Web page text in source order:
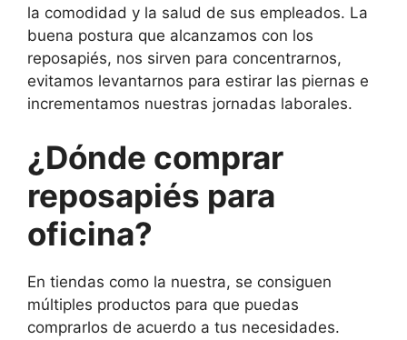
la comodidad y la salud de sus empleados. La
buena postura que alcanzamos con los
reposapiés, nos sirven para concentrarnos,
evitamos levantarnos para estirar las piernas e
incrementamos nuestras jornadas laborales.
¿Dónde comprar
reposapiés para
oficina?
En tiendas como la nuestra, se consiguen
múltiples productos para que puedas
comprarlos de acuerdo a tus necesidades.